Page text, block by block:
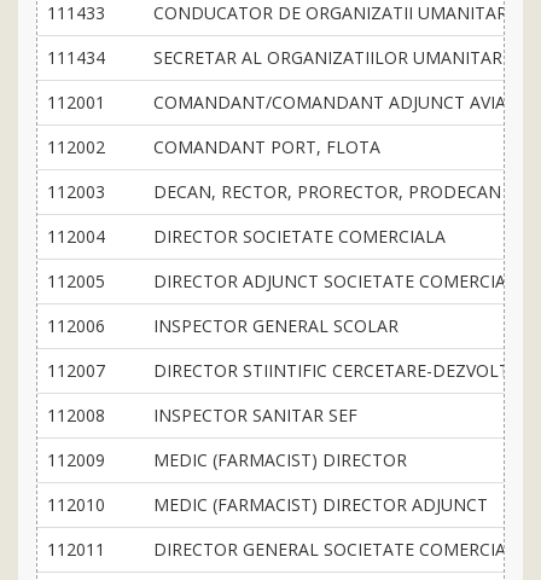
111433
CONDUCATOR DE ORGANIZATII UMANITARE
111434
SECRETAR AL ORGANIZATIILOR UMANITARE
112001
COMANDANT/COMANDANT ADJUNCT AVIATIE
112002
COMANDANT PORT, FLOTA
112003
DECAN, RECTOR, PRORECTOR, PRODECAN
112004
DIRECTOR SOCIETATE COMERCIALA
112005
DIRECTOR ADJUNCT SOCIETATE COMERCIALA
112006
INSPECTOR GENERAL SCOLAR
112007
DIRECTOR STIINTIFIC CERCETARE-DEZVOLTARE
112008
INSPECTOR SANITAR SEF
112009
MEDIC (FARMACIST) DIRECTOR
112010
MEDIC (FARMACIST) DIRECTOR ADJUNCT
112011
DIRECTOR GENERAL SOCIETATE COMERCIALA